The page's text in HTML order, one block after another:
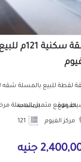
شقة
لقطة للبيع بالمسلة شقه
موقع متميز بالمسلة
الموقع
مركز الفيوم
المساحة
جنيه